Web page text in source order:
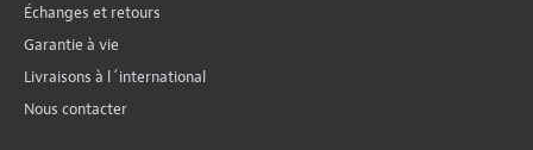
Échanges et retours
Garantie à vie
Livraisons à l´international
Nous contacter